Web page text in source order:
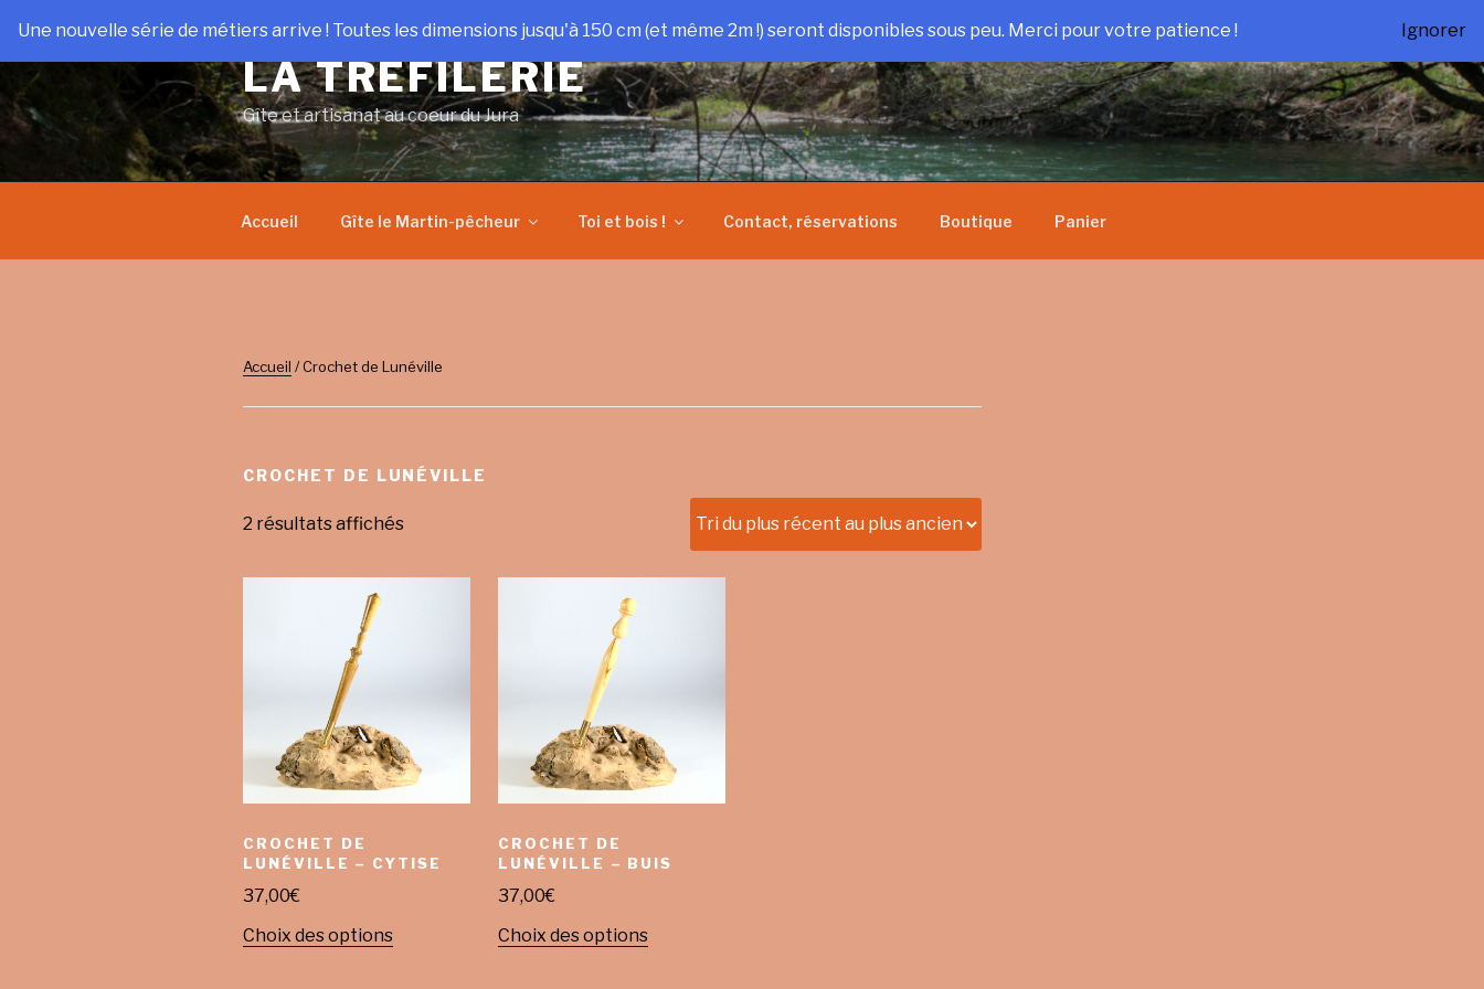
contenu
principal
LA TRÉFILERIE
Gîte et artisanat au coeur du Jura
Accueil Gîte le Martin-pêcheur Toi et bois ! Contact, réservations Boutique Panier
Accueil / Crochet de Lunéville
CROCHET DE LUNÉVILLE
2 résultats affichés
CROCHET DE
LUNÉVILLE – CYTISE
37,00€
Choix des options
CROCHET DE
LUNÉVILLE – BUIS
37,00€
Choix des options
Une nouvelle série de métiers arrive ! Toutes les dimensions jusqu'à 150 cm (et même 2m !) seront disponibles sous peu. Merci pour votre patience ! Ignorer